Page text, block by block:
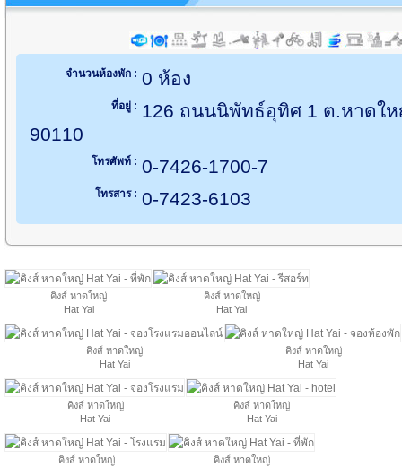
จำนวนห้องพัก : 0 ห้อง
ที่อยู่ : 126 ถนนนิพัทธ์อุทิศ 1 ต.หาดใ
90110
โทรศัพท์ : 0-7426-1700-7
โทรสาร : 0-7423-6103
คิงส์ หาดใหญ่
Hat Yai
คิงส์ หาดใหญ่
Hat Yai
คิงส์ หาดใหญ่
Hat Yai
คิงส์ หาดใหญ่
Hat Yai
คิงส์ หาดใหญ่
Hat Yai
คิงส์ หาดใหญ่
Hat Yai
คิงส์ หาดใหญ่
คิงส์ หาดใหญ่